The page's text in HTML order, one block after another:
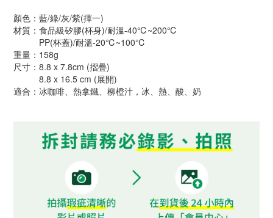
顏色：藍/綠/灰/紫(擇一)
材質：食品級矽膠(杯身)/耐溫-40℃~200℃
PP(杯蓋)/耐溫-20℃~100℃
重量：158g
尺寸：8.8 x 7.8cm (摺疊)
8.8 x 16.5 cm (展開)
適合：冰咖啡、熱拿鐵、柳橙汁，冰、熱、酸、奶